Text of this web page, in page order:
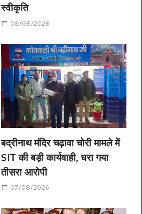
स्वीकृति
08/08/2026
बद्रीनाथ मंदिर चढ़ावा चोरी मामले में
SIT की बड़ी कार्यवाही, धरा गया
तीसरा आरोपी
07/08/2026